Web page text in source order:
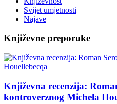
Svijet umjetnosti
Najave
Književne preporuke
Književna recenzija:
kontroverznog Michela